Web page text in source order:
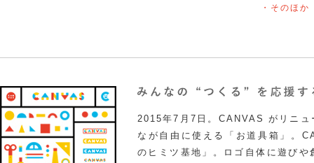
・そのほか
2015年7月7日。CANVAS がリニュ
なが自由に使える「お道具箱」。
のヒミツ基地」。ロゴ自体に遊び